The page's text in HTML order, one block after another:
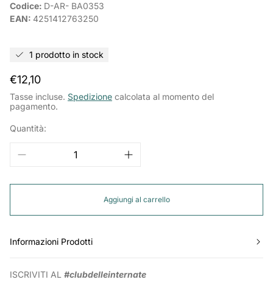
Codice: D-AR- BA0353
EAN: 4251412763250
1 prodotto in stock
Prezzo
normale
€12,10
Tasse incluse. Spedizione calcolata al momento del
pagamento.
Quantità:
Aggiungi al carrello
Informazioni Prodotti
ISCRIVITI AL #clubdelleinternate